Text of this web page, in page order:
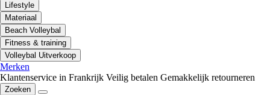
Lifestyle
Materiaal
Beach Volleybal
Fitness & training
Volleybal Uitverkoop
Merken
Klantenservice in Frankrijk Veilig betalen Gemakkelijk retourneren
Zoeken